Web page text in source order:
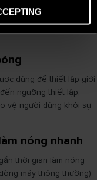
sử dụng.
dùng để thiết lập giới
ngưỡng thiết lập,
vệ người dùng khỏi sự
nóng nhanh
thời gian làm nóng
máy thông thường)